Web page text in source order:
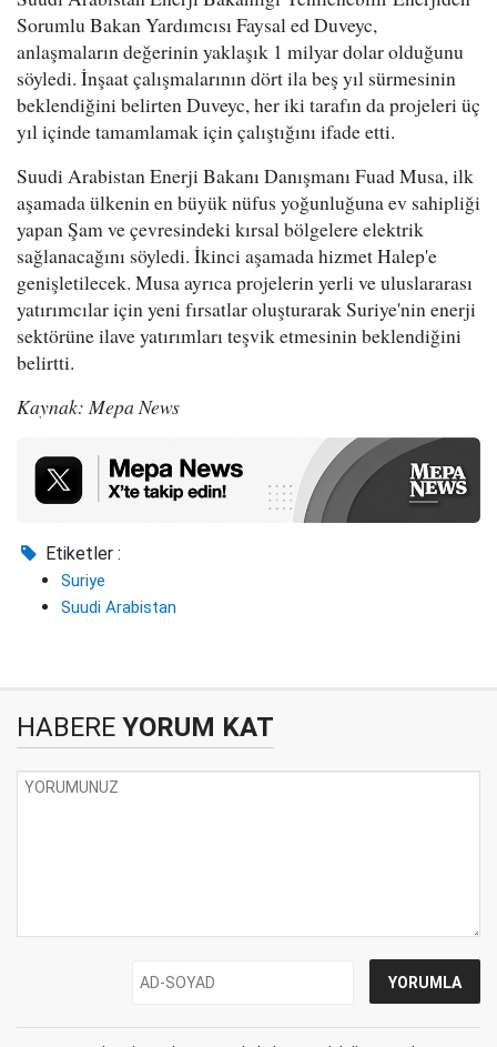
Sorumlu Bakan Yardımcısı Faysal ed Duveyc,
anlaşmaların değerinin yaklaşık 1 milyar dolar olduğunu
söyledi. İnşaat çalışmalarının dört ila beş yıl sürmesinin
beklendiğini belirten Duveyc, her iki tarafın da projeleri üç
yıl içinde tamamlamak için çalıştığını ifade etti.
Suudi Arabistan Enerji Bakanı Danışmanı Fuad Musa, ilk
aşamada ülkenin en büyük nüfus yoğunluğuna ev sahipliği
yapan Şam ve çevresindeki kırsal bölgelere elektrik
sağlanacağını söyledi. İkinci aşamada hizmet Halep'e
genişletilecek. Musa ayrıca projelerin yerli ve uluslararası
yatırımcılar için yeni fırsatlar oluşturarak Suriye'nin enerji
sektörüne ilave yatırımları teşvik etmesinin beklendiğini
belirtti.
Kaynak: Mepa News
Etiketler :
Suriye
Suudi Arabistan
HABERE YORUM KAT